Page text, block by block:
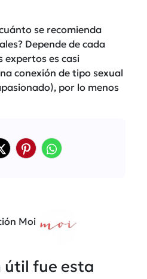
se recomienda
Depende de cada
expertos es casi
conexión de tipo sexual
por lo menos
Moi
útil fue esta